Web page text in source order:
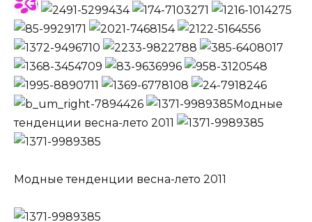
Модные
тенденции весна-лето 2011
Модные тенденции весна-лето 2011